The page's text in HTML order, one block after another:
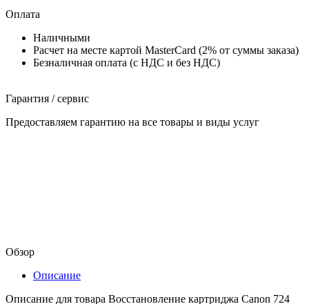
Оплата
Наличными
Расчет на месте картой MasterCard (2% от суммы заказа)
Безналичная оплата (с НДС и без НДС)
Гарантия / сервис
Предоставляем гарантию на все товары и виды услуг
Обзор
Описание
Описание для товара Восстановление картриджа Canon 724